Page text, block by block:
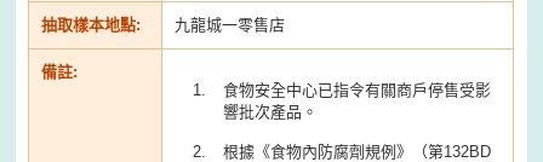
抽取樣本地點: 九龍城一零售店
備註:
食物安全中心已指令有關商戶停售受影
響批次產品。
根據《食物內防腐劑規例》（第132BD